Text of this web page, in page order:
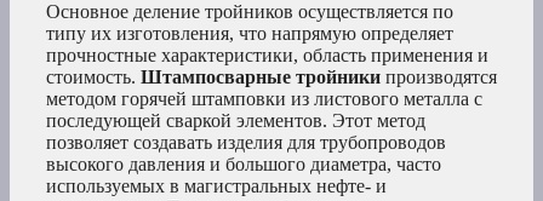
Основное деление тройников осуществляется по
типу их изготовления, что напрямую определяет
прочностные характеристики, область применения и
стоимость. Штампосварные тройники производятся
методом горячей штамповки из листового металла с
последующей сваркой элементов. Этот метод
позволяет создавать изделия для трубопроводов
высокого давления и большого диаметра, часто
используемых в магистральных нефте- и